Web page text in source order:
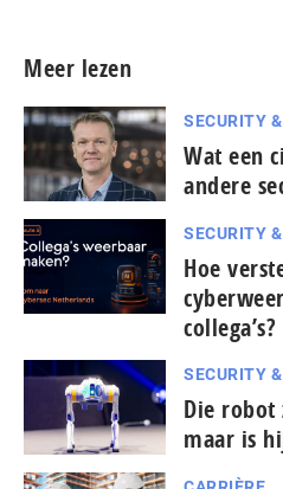
Meer lezen
SECURITY
Wat een
andere
SECURITY
Hoe
collega’s?
SECURITY
Die robot
maar is